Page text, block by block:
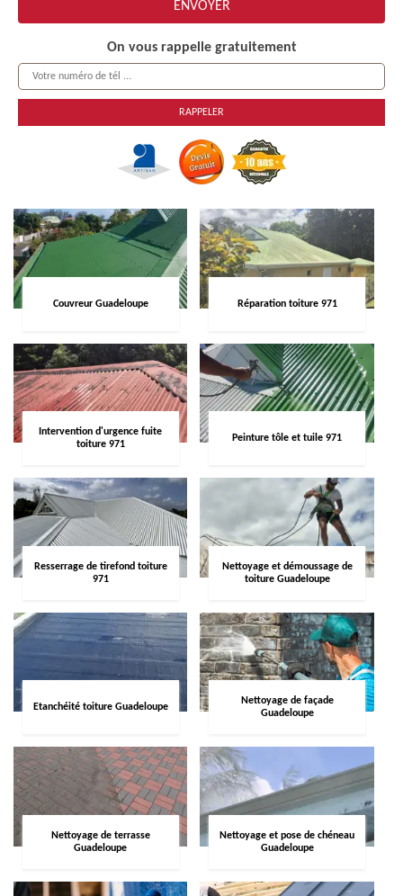
On vous rappelle gratuitement
Couvreur Guadeloupe Réparation toiture 971
Intervention d'urgence fuite
toiture 971
Peinture tôle et tuile 971
Resserrage de tirefond toiture
971
Nettoyage et démoussage de
toiture Guadeloupe
Etanchéité toiture Guadeloupe
Nettoyage de façade
Guadeloupe
Nettoyage de terrasse
Guadeloupe
Nettoyage et pose de chéneau
Guadeloupe